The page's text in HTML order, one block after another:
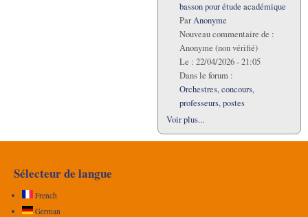
basson pour étude académique
ParAnonyme
Nouveau commentaire de :
Anonyme (non vérifié)
Le : 22/04/2026 - 21:05
Dans le forum :
Orchestres, concours,
professeurs, postes
Voir plus...
Sélecteur de langue
French
German